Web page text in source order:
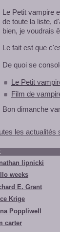
Le Petit vampire
de toute la liste,
bien, je voudrais
Le fait est que
De quoi se
Le Petit
Film de
Bon dimanche
les actualités
lipnicki
weeks
E. Grant
Krige
Poppliwell
carter